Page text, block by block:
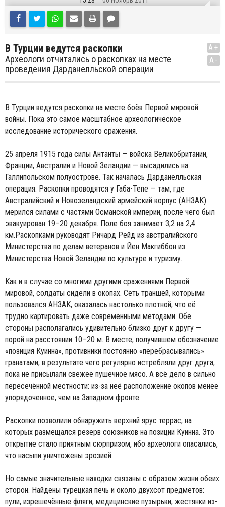
В Турции ведутся раскопки
Археологи отчитались о раскопках на месте
проведения Дарданелльской операции
A+
A-
В Турции ведутся раскопки на месте боёв Первой мировой
войны. Пока это самое масштабное археологическое
исследование исторического сражения.
25 апреля 1915 года силы Антанты — войска Великобритании,
Франции, Австралии и Новой Зеландии — высадились на
Галлипольском полуострове. Так началась Дарданелльская
операция. Раскопки проводятся у Габа-Тепе — там, где
Австралийский и Новозеландский армейский корпус (АНЗАК)
мерился силами с частями Османской империи, после чего был
эвакуирован 19–20 декабря. Поле боя занимает 3,2 на 2,4
км.Раскопками руководят Ричард Рейд из австралийского
Министерства по делам ветеранов и Йен Макгиббон из
Министерства Новой Зеландии по культуре и туризму.
Как и в случае со многими другими сражениями Первой
мировой, солдаты сидели в окопах. Сеть траншей, которыми
пользовался АНЗАК, оказалась настолько плотной, что её
трудно картировать даже современными методами. Обе
стороны располагались удивительно близко друг к другу —
порой на расстоянии 10–20 м. В месте, получившем обозначение
«позиция Куинна», противники постоянно «перебрасывались»
гранатами, в результате чего регулярно истребляли друг друга,
пока не присылали свежее пушечное мясо. А всё дело в сильно
пересечённой местности: из-за неё расположение окопов менее
упорядоченное, чем на Западном фронте.
Раскопки позволили обнаружить верхний ярус террас, на
которых размещался резерв союзников на позиции Куинна. Это
открытие стало приятным сюрпризом, ибо археологи опасались,
что насыпи уничтожены эрозией.
Но самые значительные находки связаны с образом жизни обеих
сторон. Найдены турецкая печь и около двухсот предметов:
пули, изрешечённые фляги, медицинские пузырьки, жестянки из-